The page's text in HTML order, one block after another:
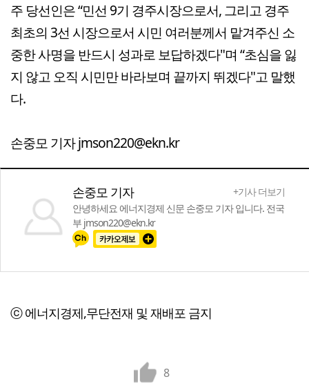
주 당선인은 “민선 9기 경주시장으로서, 그리고 경주
최초의 3선 시장으로서 시민 여러분께서 맡겨주신 소
중한 사명을 반드시 성과로 보답하겠다"며 “초심을 잃
지 않고 오직 시민만 바라보며 끝까지 뛰겠다"고 말했
다.
손중모 기자 jmson220@ekn.kr
손중모 기자
+기사 더보기
안녕하세요 에너지경제 신문 손중모 기자 입니다. 전국
부 jmson220@ekn.kr
ⓒ 에너지경제,무단전재 및 재배포 금지
8